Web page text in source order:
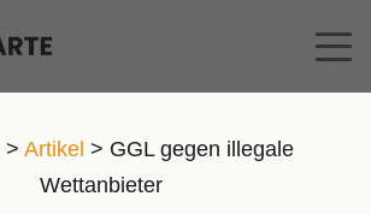
> Artikel > GGL gegen illegale
Wettanbieter